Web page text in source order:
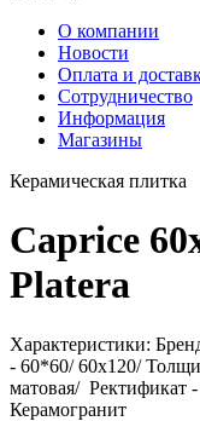
О компании
Новости
Оплата и
Сотрудничество
Информация
Магазины
Керамическая плитка
Caprice
Platera
Характеристики:
- 60*60/ 60х120/
матовая/ Ректификат
Керамогранит